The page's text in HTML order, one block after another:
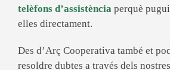
telèfons d’assistència perquè
elles directament.
Des d’Arç Cooperativa també et
resoldre dubtes a través dels nostres